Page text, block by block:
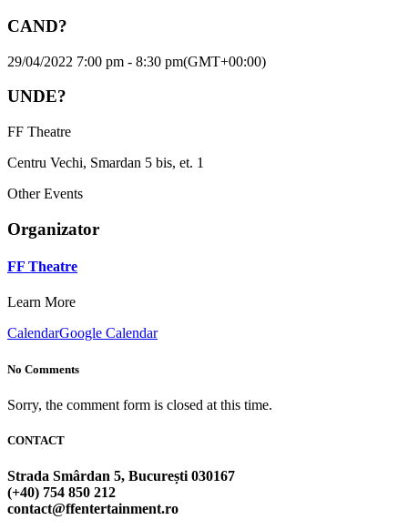
CAND?
29/04/2022 7:00 pm - 8:30 pm(GMT+00:00)
UNDE?
FF Theatre
Centru Vechi, Smardan 5 bis, et. 1
Other Events
Organizator
FF Theatre
Learn More
CalendarGoogle Calendar
No Comments
Sorry, the comment form is closed at this time.
CONTACT
Strada Smârdan 5, București 030167
(+40) 754 850 212
contact@ffentertainment.ro